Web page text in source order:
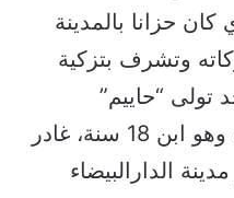
حزانا بالمدينة
وتشرف بتزكية
تولى “حاييم”
بالإشراف على هذه المهمة وهو ابن 18 سنة، غادر
الدارالبيضاء